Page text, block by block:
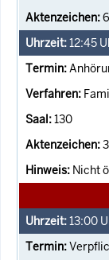
12:45
130
Nicht
13:00